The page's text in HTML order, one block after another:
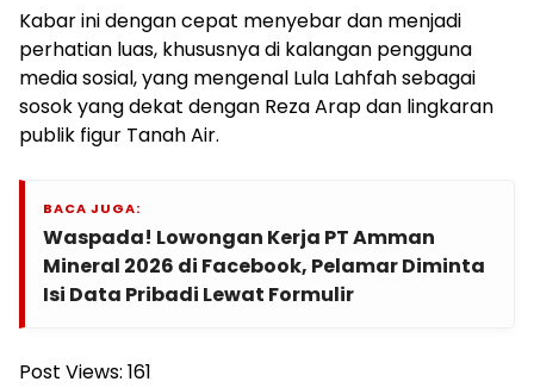
Kabar ini dengan cepat menyebar dan menjadi
perhatian luas, khususnya di kalangan pengguna
media sosial, yang mengenal Lula Lahfah sebagai
sosok yang dekat dengan Reza Arap dan lingkaran
publik figur Tanah Air.
BACA JUGA:
Waspada! Lowongan Kerja PT Amman
Mineral 2026 di Facebook, Pelamar Diminta
Isi Data Pribadi Lewat Formulir
Post Views: 161